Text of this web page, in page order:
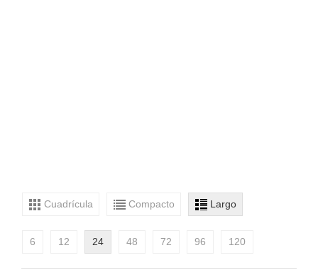
Cuadrícula Compacto Largo
6 12 24 48 72 96 120